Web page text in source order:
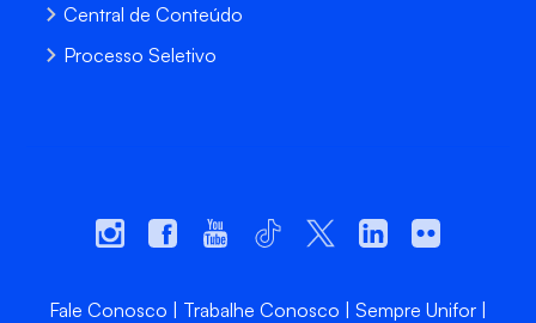
Central de Conteúdo
Processo Seletivo
Fale Conosco Trabalhe Conosco
Sempre Unifor